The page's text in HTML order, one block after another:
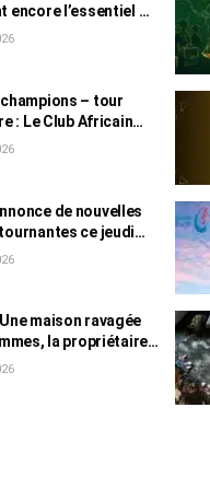
encore l’essentiel de
en Tunisie
– tour
: Le Club Africain
AC
de nouvelles
ce jeudi
régions
maison ravagée
la propriétaire
et la SONEDE